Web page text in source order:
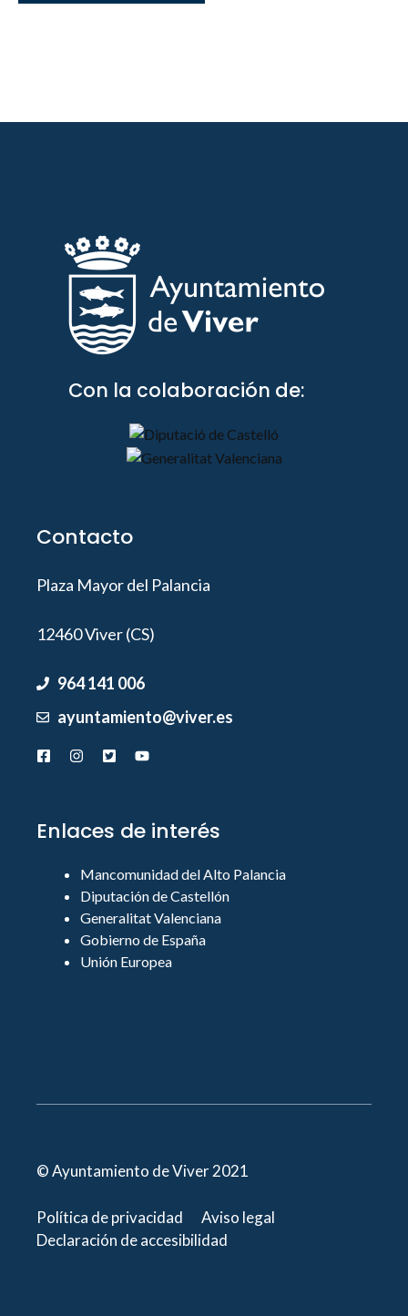
Con la colaboración de:
Contacto
Plaza Mayor del Palancia
12460 Viver (CS)
964 141 006
ayuntamiento@viver.es
Enlaces de interés
Mancomunidad del Alto Palancia
Diputación de Castellón
Generalitat Valenciana
Gobierno de España
Unión Europea
© Ayuntamiento de Viver 2021
Política de privacidad
Aviso legal
Declaración de accesibilidad